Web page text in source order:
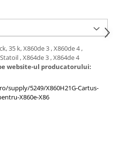
35 k, X860de 3 , X860de 4 ,
, X864de 3 , X864de 4
website-ul producatorului:
supply/5249/X860H21G-Cartus-
X860e-X86